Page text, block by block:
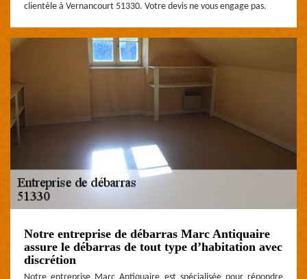
clientèle à Vernancourt 51330. Votre devis ne vous engage pas.
Notre entreprise de débarras Marc Antiquaire
assure le débarras de tout type d’habitation avec
discrétion
Notre entreprise Marc Antiquaire est spécialisée pour répondre